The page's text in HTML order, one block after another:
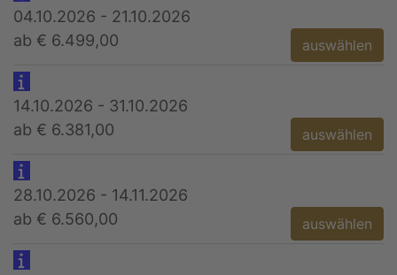
04.10.2026 - 21.10.2026
ab € 6.499,00
auswählen
14.10.2026 - 31.10.2026
ab € 6.381,00
auswählen
28.10.2026 - 14.11.2026
ab € 6.560,00
auswählen